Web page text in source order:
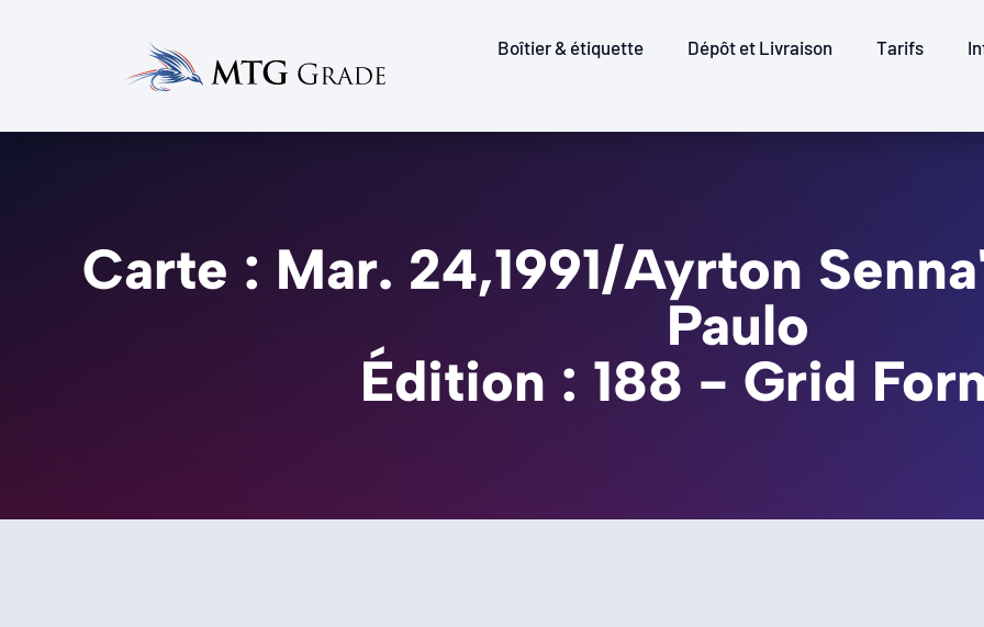
Boîtier & étiquette Dépôt et Livraison Tarifs
Carte : Mar. 24,1991/Ayrton
Paulo
Édition : 188 - Grid